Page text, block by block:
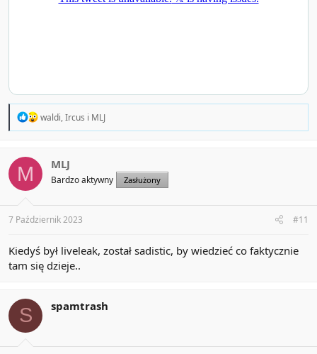
R
i
o
s
:
waldi,Ircus i MLJ
M MLJ
Bardzo aktywny Zasłużony
7 Październik 2023 #11
Kiedyś był liveleak, został sadistic, by wiedzieć co faktycznie
tam się dzieje..
S spamtrash